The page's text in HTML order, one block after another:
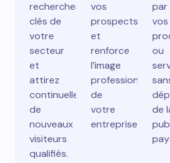
recherches
clés de
votre
secteur
et
attirez
continuellement
de
nouveaux
visiteurs
qualifiés.
vos
prospects
et
renforce
l’image
professionnelle
de
votre
entreprise.
par
vos
ou
de